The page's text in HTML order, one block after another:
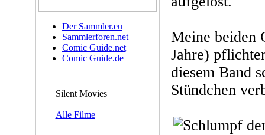
Der Sammler.eu
Sammlerforen.net
Comic Guide.net
Comic Guide.de
Silent Movies
Alle Filme
Meine beiden
Jahre)
diesem Band
Stündchen